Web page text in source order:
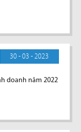
30 - 03 - 2023
doanh năm 2022